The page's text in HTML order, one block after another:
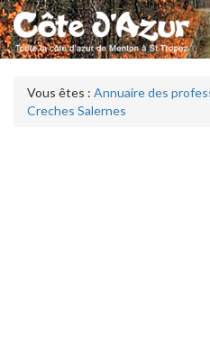
Vous êtes : Annuaire des
Creches Salernes